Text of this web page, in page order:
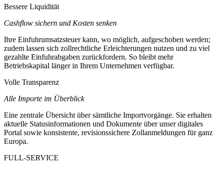
Bessere Liquidität
Cashflow sichern und Kosten senken
Ihre Einfuhrumsatzsteuer kann, wo möglich, aufgeschoben werden;
zudem lassen sich zollrechtliche Erleichterungen nutzen und zu viel
gezahlte Einfuhrabgaben zurückfordern. So bleibt mehr
Betriebskapital länger in Ihrem Unternehmen verfügbar.
Volle Transparenz
Alle Importe im Überblick
Eine zentrale Übersicht über sämtliche Importvorgänge. Sie erhalten
aktuelle Statusinformationen und Dokumente über unser digitales
Portal sowie konsistente, revisionssichere Zollanmeldungen für ganz
Europa.
FULL-SERVICE